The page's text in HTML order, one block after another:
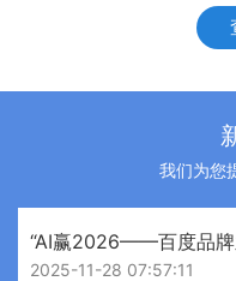
我们为您
“AI赢2026——百度品牌
2025-11-28 07:57:11